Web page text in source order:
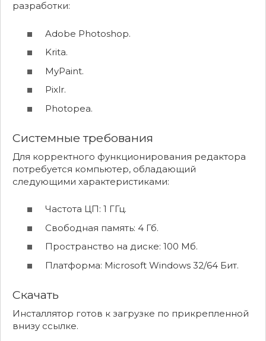
разработки:
Adobe Photoshop.
Krita.
MyPaint.
Pixlr.
Photopea.
Системные требования
Для корректного функционирования редактора
потребуется компьютер, обладающий
следующими характеристиками:
Частота ЦП: 1 ГГц.
Свободная память: 4 Гб.
Пространство на диске: 100 Мб.
Платформа: Microsoft Windows 32/64 Бит.
Скачать
Инсталлятор готов к загрузке по прикрепленной
внизу ссылке.